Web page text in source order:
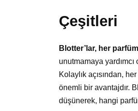
Çeşitleri
Blotter’lar, her
unutmamaya
Kolaylık açısından,
önemli bir avantajdır.
düşünerek, hangi